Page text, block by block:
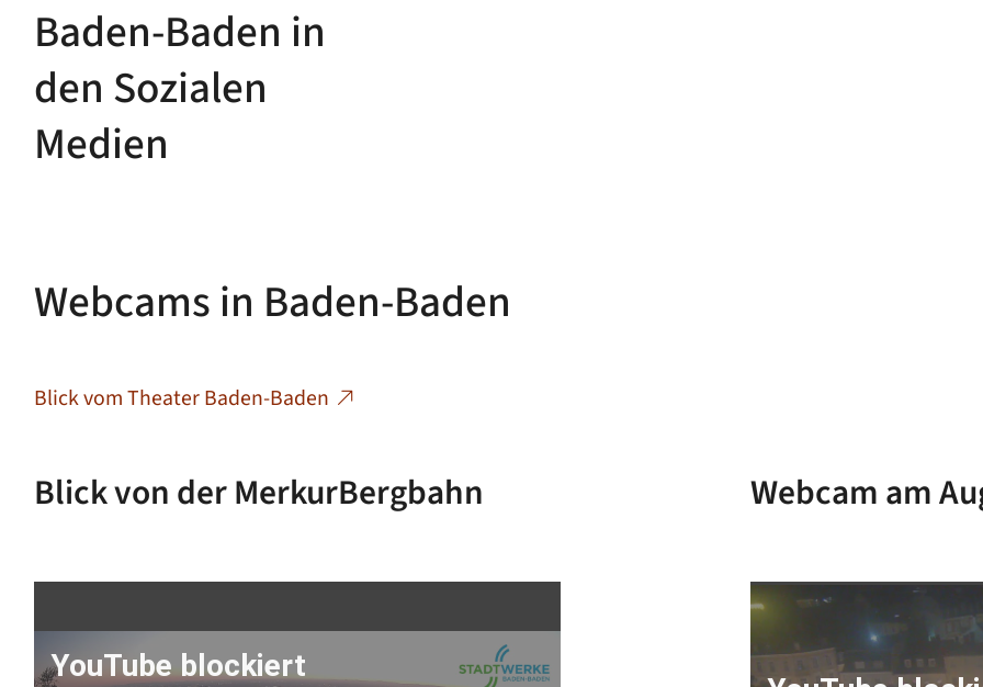
Baden-Baden in
den Sozialen
Medien
Webcams in Baden-Baden
Blick vom Theater Baden-Baden
Blick von der MerkurBergbahn Webcam am